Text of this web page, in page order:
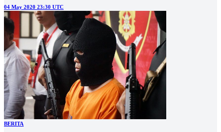
04 May 2020 23:30 UTC
BERITA